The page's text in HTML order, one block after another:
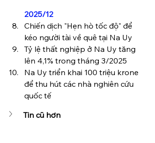
2025/12
Chiến dịch "Hẹn hò tốc độ" để
kéo người tài về quê tại Na Uy
Tỷ lệ thất nghiệp ở Na Uy tăng
lên 4,1% trong tháng 3/2025
Na Uy triển khai 100 triệu krone
để thu hút các nhà nghiên cứu
quốc tế
Tin cũ hơn